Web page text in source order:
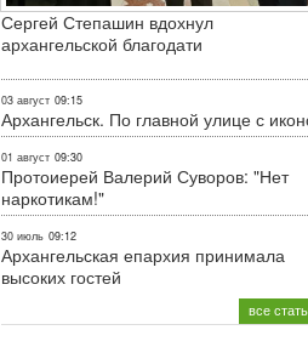
Сергей Степашин вдохнул
архангельской благодати
03 август 09:15
Архангельск. По главной улице с
01 август 09:30
Протоиерей Валерий Суворов: "Нет
наркотикам!"
30 июль 09:12
Архангельская епархия принимала
высоких гостей
все